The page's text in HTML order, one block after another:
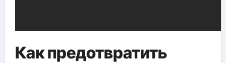
Как предотвратить